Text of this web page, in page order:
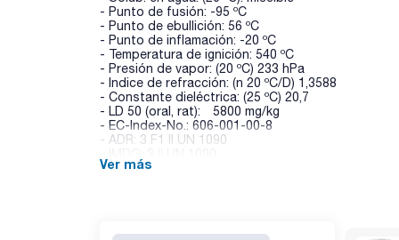
- Punto de fusión: -95 ºC
- Punto de ebullición: 56 ºC
- Punto de inflamación: -20 ºC
- Temperatura de ignición: 540 ºC
- Presión de vapor: (20 ºC) 233 hPa
- Indice de refracción: (n 20 ºC/D) 1,3588
- Constante dieléctrica: (25 ºC) 20,7
- LD 50 (oral, rat): 5800 mg/kg
- EC-Index-No.: 606-001-00-8
- ADR: 3 F1 II UN 1090
- IATA/ICAO: 3 II UN 1090
Ver más